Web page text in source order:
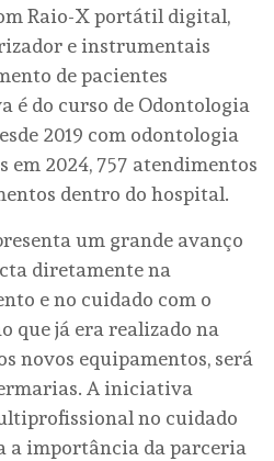
Raio-X portátil digital,
e instrumentais
de pacientes
é do curso de Odontologia
2019 com odontologia
em 2024, 757 atendimentos
dentro do hospital.
um grande avanço
diretamente na
e no cuidado com o
que já era realizado na
novos equipamentos, será
A iniciativa
no cuidado
a importância da parceria